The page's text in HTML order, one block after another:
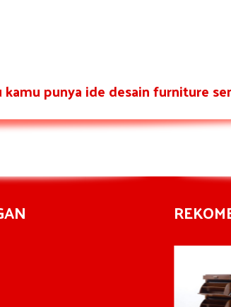
punya ide desain furniture